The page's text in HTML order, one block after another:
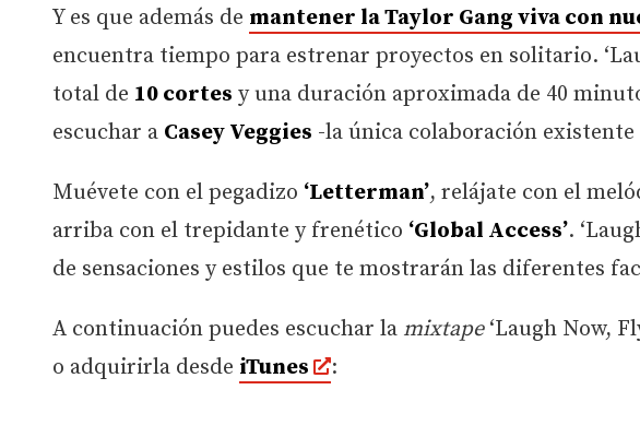
Y es que además de mantener la Taylor Gang viva con
encuentra tiempo para estrenar proyectos en solitario.
total de 10 cortes y una duración aproximada de 40
escuchar a Casey Veggies -la única colaboración
Muévete con el pegadizo ‘Letterman’, relájate con el
arriba con el trepidante y frenético ‘Global Access’.
de sensaciones y estilos que te mostrarán las diferentes
A continuación puedes escuchar la mixtape‘Laugh Now,
o adquirirla desde iTunes :